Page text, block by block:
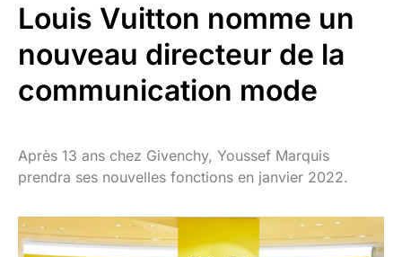
Louis Vuitton nomme un
nouveau directeur de la
communication mode
Après 13 ans chez Givenchy, Youssef Marquis
prendra ses nouvelles fonctions en janvier 2022.